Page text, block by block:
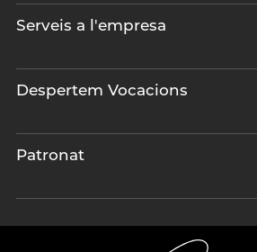
Serveis a l'empresa
Despertem Vocacions
Patronat